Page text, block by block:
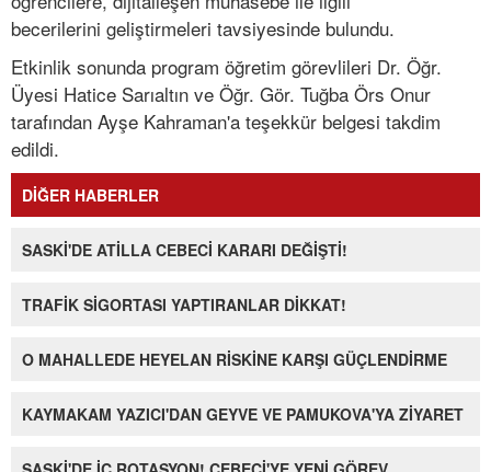
becerilerini geliştirmeleri tavsiyesinde bulundu.
Etkinlik sonunda program öğretim görevlileri Dr. Öğr.
Üyesi Hatice Sarıaltın ve Öğr. Gör. Tuğba Örs Onur
tarafından Ayşe Kahraman'a teşekkür belgesi takdim
edildi.
DİĞER HABERLER
SASKİ'DE ATİLLA CEBECİ KARARI DEĞİŞTİ!
TRAFİK SİGORTASI YAPTIRANLAR DİKKAT!
O MAHALLEDE HEYELAN RİSKİNE KARŞI GÜÇLENDİRME
KAYMAKAM YAZICI'DAN GEYVE VE PAMUKOVA'YA ZİYARET